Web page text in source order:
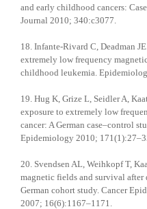
and early childhood cancers:
Journal 2010; 340:c3077.
18. Infante-Rivard C, Deadman
extremely low frequency
childhood leukemia.
19. Hug K, Grize L, Seidler A,
exposure to extremely low
cancer: A German case–control
Epidemiology 2010;
20. Svendsen AL, Weihkopf T,
magnetic fields and survival
German cohort study. Cancer
2007; 16(6):1167–1171.